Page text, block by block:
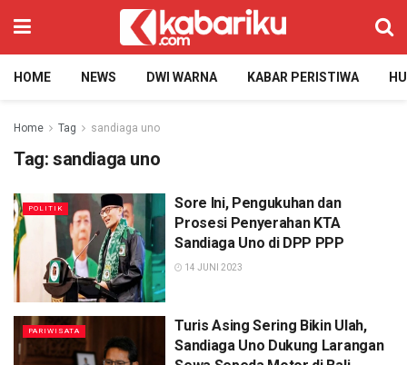
HOME NEWS DWI WARNA KABAR PERISTIWA
Home Tag sandiaga uno
Tag: sandiaga uno
POLITIK
Sore Ini, Pengukuhan dan
Prosesi Penyerahan KTA
Sandiaga Uno di DPP PPP
14 JUNI 2023
PARIWISATA
Turis Asing Sering Bikin Ulah,
Sandiaga Uno Dukung Larangan